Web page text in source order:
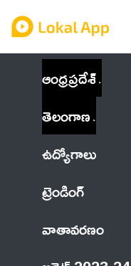
ఆంధ్రప్రదేశ్
తెలంగాణ
ఉద్యోగాలు
ట్రెండింగ్
వాతావరణం